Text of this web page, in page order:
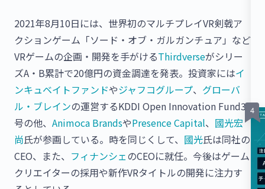
2021年8月10日には、世界初のマルチプレイVR剣戟ア
クションゲーム「ソード・オブ・ガルガンチュア」など
VRゲームの企画・開発を手がけるThirdverseがシリー
ズA・B累計で20億円の資金調達を発表。投資家にはイ
ンキュベイトファンドやジャフコグループ、 グローバ
ル・ブレインの運営するKDDI Open Innovation Fund3
号の他、 Animoca BrandsやPresence Capital、 國光宏
尚氏が参画している。時を同じくして、 國光氏は同社の
CEO、また、 フィナンシェのCEOに就任。今後はゲーム
クリエイターの採用や新作VRタイトルの開発に注力す